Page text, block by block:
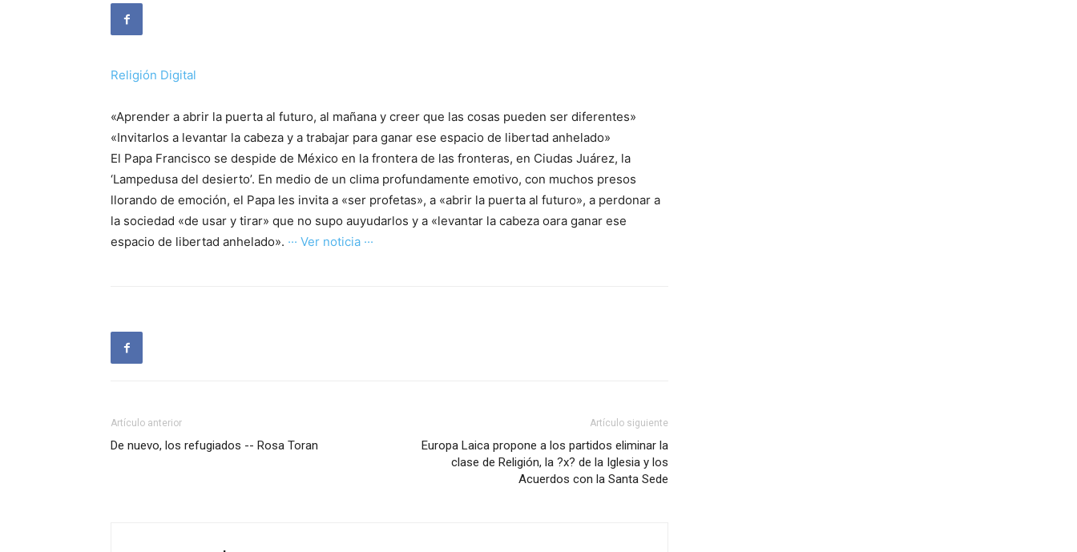
Religión Digital
«Aprender a abrir la puerta al futuro, al mañana y creer que las cosas pueden ser diferentes»
«Invitarlos a levantar la cabeza y a trabajar para ganar ese espacio de libertad anhelado»
El Papa Francisco se despide de México en la frontera de las fronteras, en Ciudas Juárez, la
‘Lampedusa del desierto’. En medio de un clima profundamente emotivo, con muchos presos
llorando de emoción, el Papa les invita a «ser profetas», a «abrir la puerta al futuro», a perdonar a
la sociedad «de usar y tirar» que no supo auyudarlos y a «levantar la cabeza oara ganar ese
espacio de libertad anhelado». ··· Ver noticia ···
Artículo anterior
De nuevo, los refugiados -- Rosa Toran
Artículo siguiente
Europa Laica propone a los partidos eliminar la
clase de Religión, la ?x? de la Iglesia y los
Acuerdos con la Santa Sede